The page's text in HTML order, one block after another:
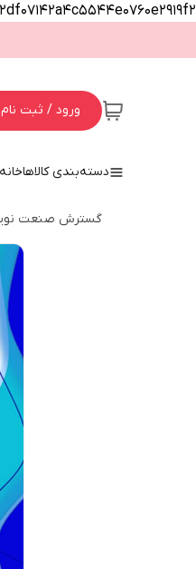
ورود / ثبت نام
دسته‌بندی کالاهاخانه
گسترش صنعت